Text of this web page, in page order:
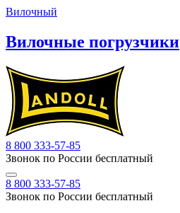
Вилочный
Вилочные погрузчики
8 800 333-57-85
Звонок по России бесплатный
8 800 333-57-85
Звонок по России бесплатный